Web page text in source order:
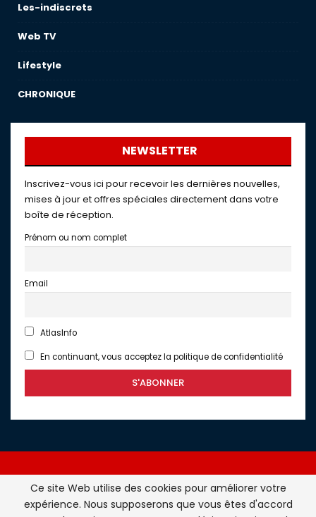
Les-indiscrets
Web TV
Lifestyle
CHRONIQUE
NEWSLETTER
Inscrivez-vous ici pour recevoir les dernières nouvelles,
mises à jour et offres spéciales directement dans votre
boîte de réception.
Prénom ou nom complet
Email
AtlasInfo
En continuant, vous acceptez la politique de confidentialité
Atlasinfo.fr : l'essentiel de l'actualité de la France et du
Ce site Web utilise des cookies pour améliorer votre
expérience. Nous supposerons que vous êtes d'accord